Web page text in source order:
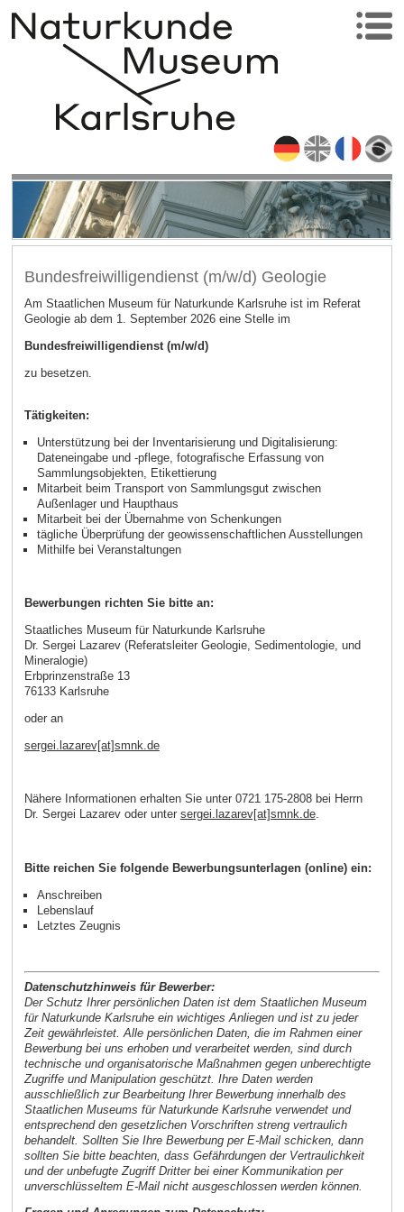
Bundesfreiwilligendienst (m/w/d) Geologie
Am Staatlichen Museum für Naturkunde Karlsruhe ist im Referat
Geologie ab dem 1. September 2026 eine Stelle im
Bundesfreiwilligendienst (m/w/d)
zu besetzen.
Tätigkeiten:
Unterstützung bei der Inventarisierung und Digitalisierung:
Dateneingabe und -pflege, fotografische Erfassung von
Sammlungsobjekten, Etikettierung
Mitarbeit beim Transport von Sammlungsgut zwischen
Außenlager und Haupthaus
Mitarbeit bei der Übernahme von Schenkungen
tägliche Überprüfung der geowissenschaftlichen Ausstellungen
Mithilfe bei Veranstaltungen
Bewerbungen richten Sie bitte an:
Staatliches Museum für Naturkunde Karlsruhe
Dr. Sergei Lazarev (Referatsleiter Geologie, Sedimentologie, und
Mineralogie)
Erbprinzenstraße 13
76133 Karlsruhe
oder an
sergei.lazarev[at]smnk.de
Nähere Informationen erhalten Sie unter 0721 175-2808 bei Herrn
Dr. Sergei Lazarev oder unter sergei.lazarev[at]smnk.de.
Bitte reichen Sie folgende Bewerbungsunterlagen (online) ein:
Anschreiben
Lebenslauf
Letztes Zeugnis
Datenschutzhinweis für Bewerber:
Der Schutz Ihrer persönlichen Daten ist dem Staatlichen Museum
für Naturkunde Karlsruhe ein wichtiges Anliegen und ist zu jeder
Zeit gewährleistet. Alle persönlichen Daten, die im Rahmen einer
Bewerbung bei uns erhoben und verarbeitet werden, sind durch
technische und organisatorische Maßnahmen gegen unberechtigte
Zugriffe und Manipulation geschützt. Ihre Daten werden
ausschließlich zur Bearbeitung Ihrer Bewerbung innerhalb des
Staatlichen Museums für Naturkunde Karlsruhe verwendet und
entsprechend den gesetzlichen Vorschriften streng vertraulich
behandelt. Sollten Sie Ihre Bewerbung per E-Mail schicken, dann
sollten Sie bitte beachten, dass Gefährdungen der Vertraulichkeit
und der unbefugte Zugriff Dritter bei einer Kommunikation per
unverschlüsseltem E-Mail nicht ausgeschlossen werden können.